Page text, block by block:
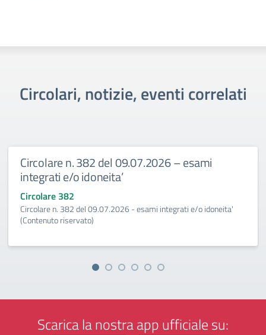
Circolari, notizie, eventi correlati
Circolare n. 382 del 09.07.2026 – esami
integrati e/o idoneita’
Circolare 382
Circolare n. 382 del 09.07.2026 - esami integrati e/o idoneita'
(Contenuto riservato)
Scarica la nostra app ufficiale su: